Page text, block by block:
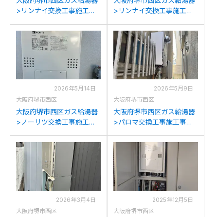
>リンナイ交換工事施工事
A2800SAWからリンナイ
RUF-K2406SAW(A)への交
>リンナイ交換工事施工事
K37BQSからリンナイRUF-
A2405SAW(C)への交換
2026年5月14日
大阪府堺市西区
大阪府堺市西区ガス給湯器
>ノーリツ交換工事施工事
C2436(S)AWXからノーリ
ツGTH-C2461SAW3H-1BL
への交換
2026年5月9日
大阪府堺市西区
大阪府堺市西区ガス給湯器
>パロマ交換工事施工事
らパロマFH-2023SAW-1へ
の交換
2026年3月4日
大阪府堺市西区
2025年12月5日
大阪府堺市西区